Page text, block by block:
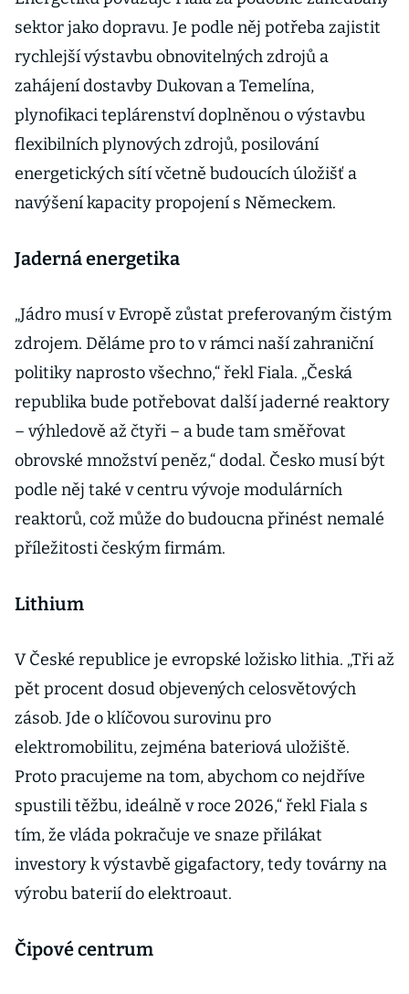
sektor jako dopravu. Je podle něj potřeba zajistit
rychlejší výstavbu obnovitelných zdrojů a
zahájení dostavby Dukovan a Temelína,
plynofikaci teplárenství doplněnou o výstavbu
flexibilních plynových zdrojů, posilování
energetických sítí včetně budoucích úložišť a
navýšení kapacity propojení s Německem.
Jaderná energetika
„Jádro musí v Evropě zůstat preferovaným čistým
zdrojem. Děláme pro to v rámci naší zahraniční
politiky naprosto všechno,“ řekl Fiala. „Česká
republika bude potřebovat další jaderné reaktory
– výhledově až čtyři – a bude tam směřovat
obrovské množství peněz,“ dodal. Česko musí být
podle něj také v centru vývoje modulárních
reaktorů, což může do budoucna přinést nemalé
příležitosti českým firmám.
Lithium
V České republice je evropské ložisko lithia. „Tři až
pět procent dosud objevených celosvětových
zásob. Jde o klíčovou surovinu pro
elektromobilitu, zejména bateriová uložiště.
Proto pracujeme na tom, abychom co nejdříve
spustili těžbu, ideálně v roce 2026,“ řekl Fiala s
tím, že vláda pokračuje ve snaze přilákat
investory k výstavbě gigafactory, tedy továrny na
výrobu baterií do elektroaut.
Čipové centrum